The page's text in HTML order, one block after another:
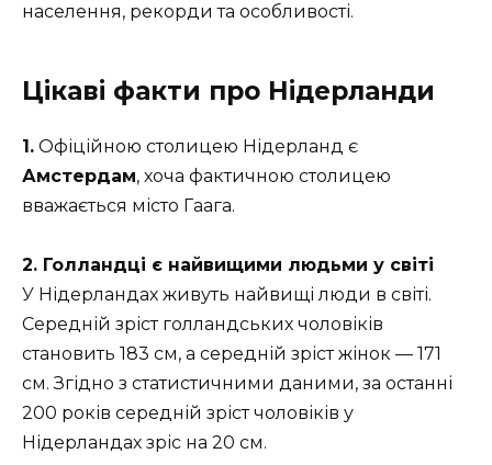
населення, рекорди та особливості.
Цікаві факти про Нідерланди
1. Офіційною столицею Нідерланд є
Амстердам, хоча фактичною столицею
вважається місто Гаага.
2. Голландці є найвищими людьми у світі
У Нідерландах живуть найвищі люди в світі.
Середній зріст голландських чоловіків
становить 183 см, а середній зріст жінок — 171
см. Згідно з статистичними даними, за останні
200 років середній зріст чоловіків у
Нідерландах зріс на 20 см.